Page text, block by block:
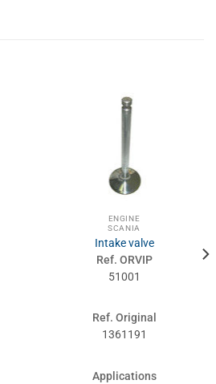
ENGINE
SCANIA
Intake valve
Ref. ORVIP
51001
Ref. Original
1361191
Applications